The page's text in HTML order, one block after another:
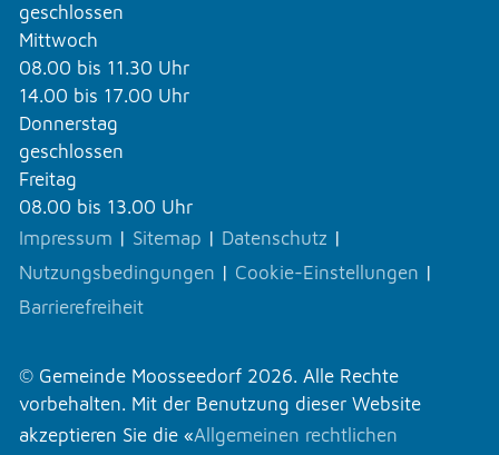
geschlossen
Mittwoch
08.00 bis 11.30 Uhr
14.00 bis 17.00 Uhr
Donnerstag
geschlossen
Freitag
08.00 bis 13.00 Uhr
Impressum | Sitemap | Datenschutz |
Nutzungsbedingungen | Cookie-Einstellungen |
Barrierefreiheit
© Gemeinde Moosseedorf 2026. Alle Rechte
vorbehalten. Mit der Benutzung dieser Website
akzeptieren Sie die «Allgemeinen rechtlichen